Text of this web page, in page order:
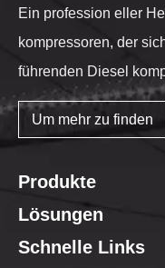
Ein profession eller
kompressoren, der
führenden Diesel
Um mehr zu finden
Produkte
Lösungen
Schnelle Links